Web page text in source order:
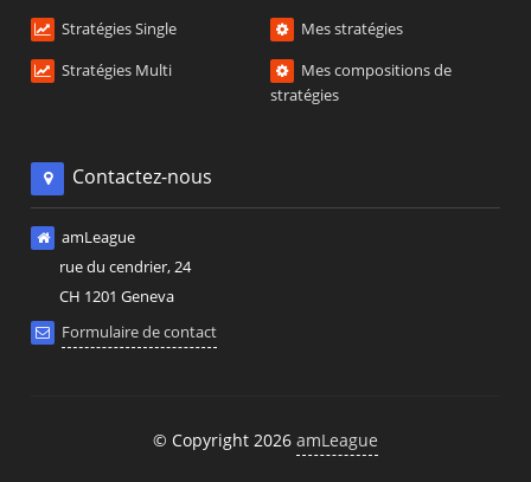
Stratégies Single
Stratégies Multi
Mes stratégies
Mes compositions de
stratégies
Contactez-nous
amLeague
rue du cendrier, 24
CH 1201 Geneva
Formulaire de contact
© Copyright 2026 amLeague